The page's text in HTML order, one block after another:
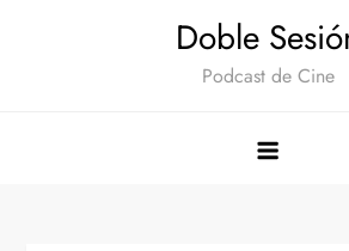
Doble
Podcast de Cine